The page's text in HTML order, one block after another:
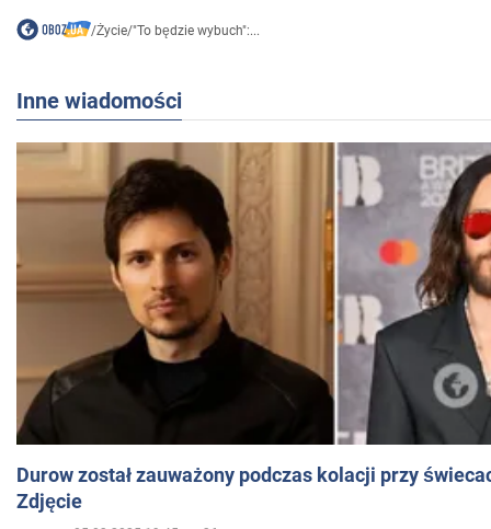
/Życie/"To będzie wybuch":...
Inne wiadomości
Durow został zauważony podczas kolacji przy
Zdjęcie